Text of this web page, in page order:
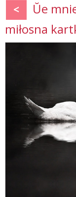
<
Ŭe
miłosna